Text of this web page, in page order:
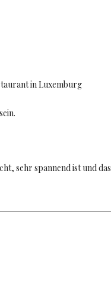
in Luxemburg
sehr spannend ist und das